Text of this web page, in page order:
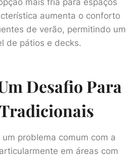
mais fria para espaços
aumenta o conforto
de verão, permitindo um
de pátios e decks.
Desafio Para
problema comum com a
em áreas com